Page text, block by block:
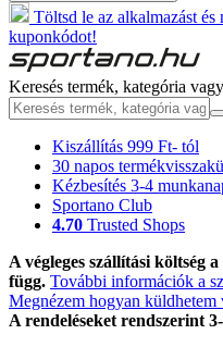
Töltsd le az alkalmazást
kuponkódot!
Keresés termék, kategória
Kiszállítás 999 Ft- tól
30 napos
Kézbesítés 3-4
Sportano Club
4.70 Trusted Shops
A végleges szállítási költség
függ. További információk a
Megnézem hogyan küldhetem
A rendeléseket rendszerint